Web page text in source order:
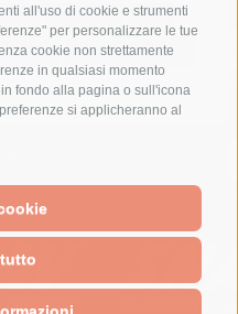
all'uso di cookie e strumenti
per personalizzare le tue
cookie non strettamente
in qualsiasi momento
fondo alla pagina o sull'icona
si applicheranno al
temporali
treni
vincenzo de luca